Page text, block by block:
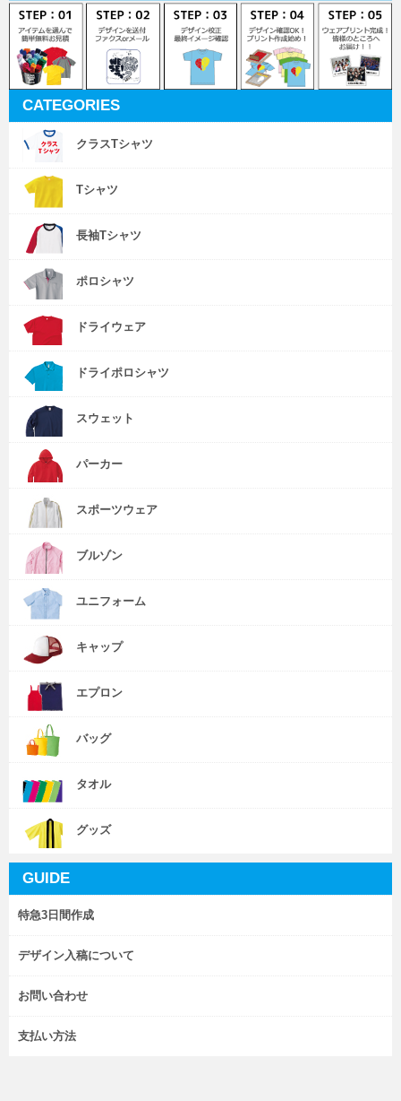
CATEGORIES
クラスTシャツ
Tシャツ
長袖Tシャツ
ポロシャツ
ドライウェア
ドライポロシャツ
スウェット
パーカー
スポーツウェア
ブルゾン
ユニフォーム
キャップ
エプロン
バッグ
タオル
グッズ
GUIDE
特急3日間作成
デザイン入稿について
お問い合わせ
支払い方法